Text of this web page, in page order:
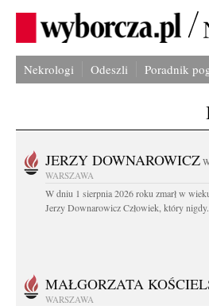
Nekrologi Odeszli Poradnik
JERZY DOWNAROWICZ
WARSZAWA
W dniu 1 sierpnia 2026 roku zmarł w
Jerzy Downarowicz Człowiek, który
MAŁGORZATA
WARSZAWA